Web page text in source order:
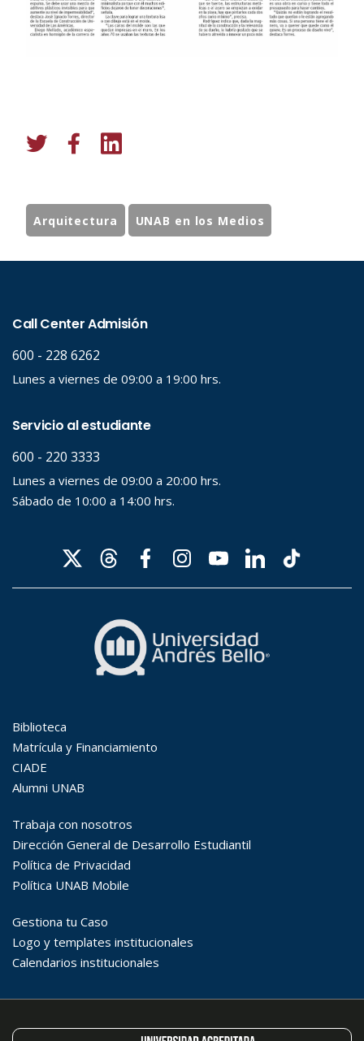
Arquitectura UNAB en los Medios